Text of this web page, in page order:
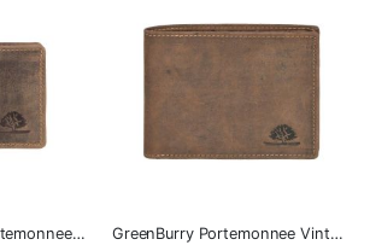
Greenburry Mini Portemonnee Vintage
GreenBurry Portemonnee Vintage Classic